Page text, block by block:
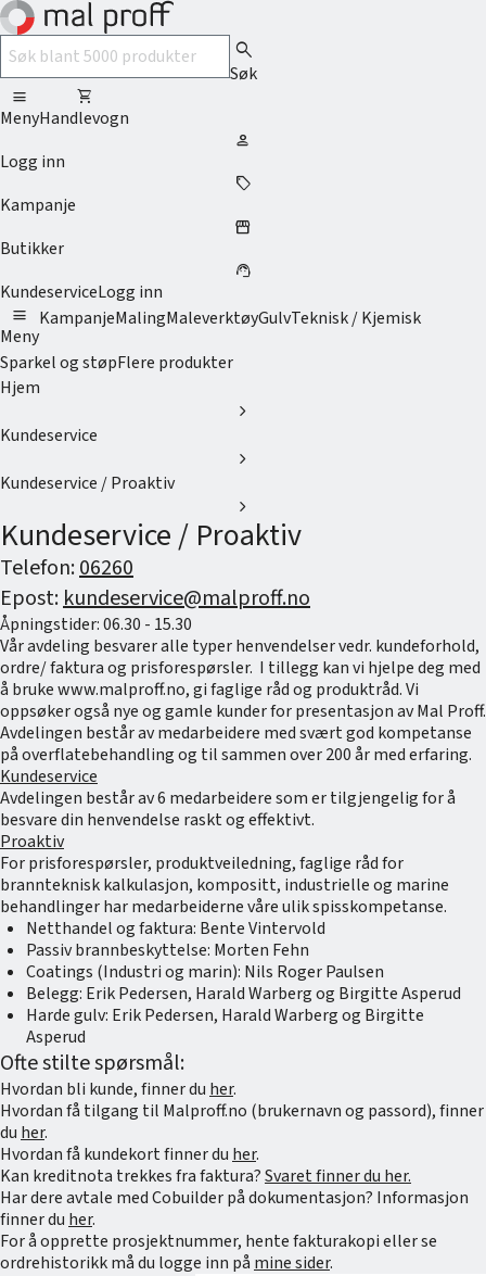
search
Søk
menu
Meny
shopping_cart
Handlevogn
person
Logg inn
sell
Kampanje
storefront
Butikker
support_agent
KundeserviceLogg inn
menu
Meny
KampanjeMalingMaleverktøyGulvTeknisk / Kjemisk
Sparkel og støpFlere produkter
Hjem
chevron_right
Kundeservice
chevron_right
Kundeservice / Proaktiv
chevron_right
Kundeservice / Proaktiv
Telefon:06260
Epost:kundeservice@malproff.no
Åpningstider: 06.30 - 15.30
Vår avdeling besvarer alle typer henvendelser vedr. kundeforhold,
ordre/ faktura og prisforespørsler. I tillegg kan vi hjelpe deg med
å bruke www.malproff.no, gi faglige råd og produktråd. Vi
oppsøker også nye og gamle kunder for presentasjon av Mal Proff.
Avdelingen består av medarbeidere med svært god kompetanse
på overflatebehandling og til sammen over 200 år med erfaring.
Kundeservice
Avdelingen består av 6 medarbeidere som er tilgjengelig for å
besvare din henvendelse raskt og effektivt.
Proaktiv
For prisforespørsler, produktveiledning, faglige råd for
brannteknisk kalkulasjon, kompositt, industrielle og marine
behandlinger har medarbeiderne våre ulik spisskompetanse.
Netthandel og faktura: Bente Vintervold
Passiv brannbeskyttelse: Morten Fehn
Coatings (Industri og marin): Nils Roger Paulsen
Belegg: Erik Pedersen, Harald Warberg og Birgitte Asperud
Harde gulv: Erik Pedersen, Harald Warberg og Birgitte
Asperud
Ofte stilte spørsmål:
Hvordan bli kunde, finner du her.
Hvordan få tilgang til Malproff.no (brukernavn og passord), finner
du her.
Hvordan få kundekort finner du her.
Kan kreditnota trekkes fra faktura?Svaret finner du her.
Har dere avtale med Cobuilder på dokumentasjon? Informasjon
finner du her.
For å opprette prosjektnummer, hente fakturakopi eller se
ordrehistorikk må du logge inn på mine sider.